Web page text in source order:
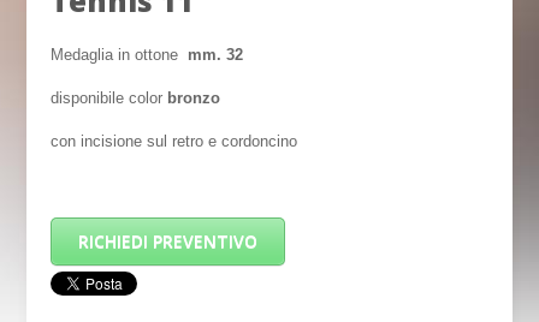
Medaglia in ottone mm. 32
disponibile color bronzo
con incisione sul retro e cordoncino
RICHIEDI PREVENTIVO